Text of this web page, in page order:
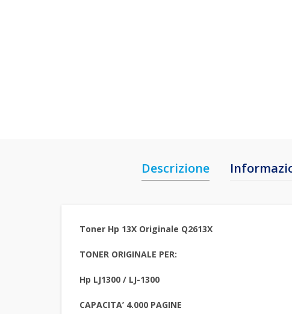
Descrizione
Toner Hp 13X Originale Q2613X
TONER ORIGINALE PER:
Hp LJ1300 / LJ-1300
CAPACITA’ 4.000 PAGINE